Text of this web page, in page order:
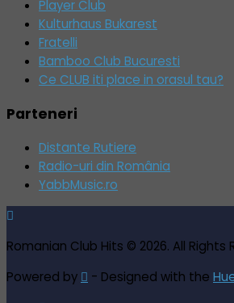
Player Club
Kulturhaus Bukarest
Fratelli
Bamboo Club Bucuresti
Ce CLUB iti place in orasul tau?
Parteneri
Distante Rutiere
Radio-uri din România
YabbMusic.ro
Romanian Club Hits © 2026. All Rights
Powered by
- Designed with the